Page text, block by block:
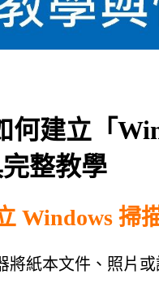
何建立「
整教學
Windows 掃
將紙本文件、照片